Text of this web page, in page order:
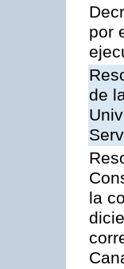
por
de
la